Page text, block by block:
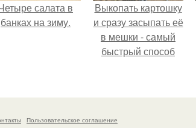
салата в
банках на зиму.
Выкопать картошку
и сразу засыпать её
в мешки - самый
быстрый способ
порезы и больные
Пользовательское соглашение